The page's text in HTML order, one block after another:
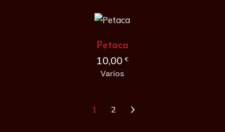
Petaca
10,00€
Varios
1 2